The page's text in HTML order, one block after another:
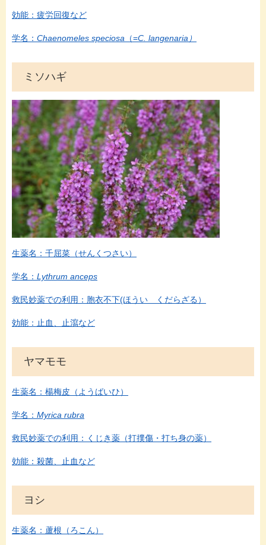
効能：疲労回復など
学名： Chaenomeles speciosa （=C. langenaria）
ミソハギ
生薬名：千屈菜（せんくつさい）
学名： Lythrum anceps
救民妙薬での利用：胞衣不下(ほうい くだらざる）
効能：止血、止瀉など
ヤマモモ
生薬名：楊梅皮（ようばいひ）
学名： Myrica rubra
救民妙薬での利用：くじき薬（打撲傷・打ち身の薬）
効能：殺菌、止血など
ヨシ
生薬名：蘆根（ろこん）